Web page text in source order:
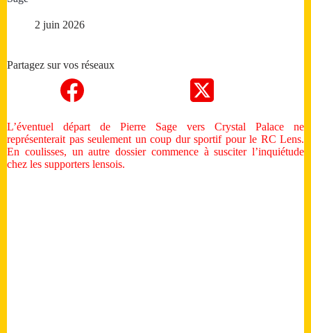
2 juin 2026
Partagez sur vos réseaux
L’éventuel départ de Pierre Sage vers Crystal Palace ne
représenterait pas seulement un coup dur sportif pour le RC Lens.
En coulisses, un autre dossier commence à susciter l’inquiétude
chez les supporters lensois.